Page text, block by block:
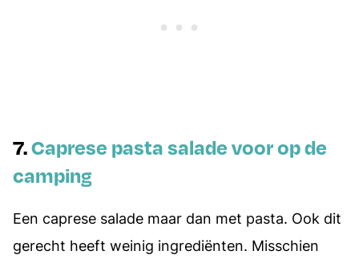
7.Caprese pasta salade voor op de
camping
Een caprese salade maar dan met pasta. Ook dit
gerecht heeft weinig ingrediënten. Misschien